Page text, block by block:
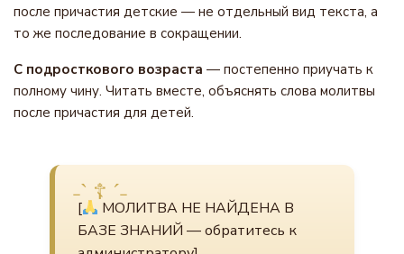
после причастия детские — не отдельный вид текста, а
то же последование в сокращении.
С подросткового возраста — постепенно приучать к
полному чину. Читать вместе, объяснять слова молитвы
после причастия для детей.
[
МОЛИТВА НЕ НАЙДЕНА В
БАЗЕ ЗНАНИЙ — обратитесь к